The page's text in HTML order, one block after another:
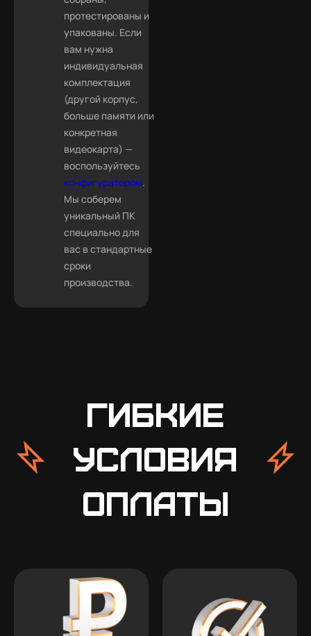
протестированы и
упакованы. Если
вам нужна
индивидуальная
комплектация
(другой корпус,
больше памяти или
конкретная
видеокарта) —
воспользуйтесь
конфигуратором.
Мы соберем
уникальный ПК
специально для
вас в стандартные
сроки
производства.
Гибкие
условия
оплаты